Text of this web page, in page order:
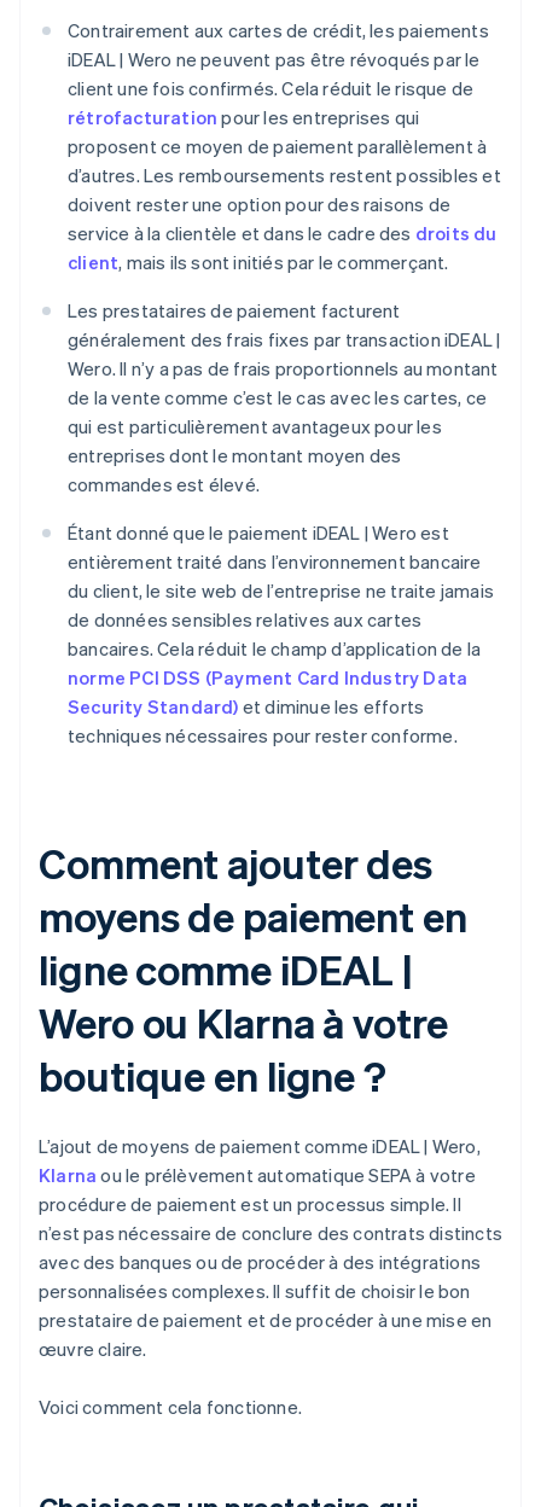
Contrairement aux cartes de crédit, les paiements
iDEAL | Wero ne peuvent pas être révoqués par le
client une fois confirmés. Cela réduit le risque de
rétrofacturation pour les entreprises qui
proposent ce moyen de paiement parallèlement à
d’autres. Les remboursements restent possibles et
doivent rester une option pour des raisons de
service à la clientèle et dans le cadre des droits du
client, mais ils sont initiés par le commerçant.
Les prestataires de paiement facturent
généralement des frais fixes par transaction iDEAL |
Wero. Il n’y a pas de frais proportionnels au montant
de la vente comme c’est le cas avec les cartes, ce
qui est particulièrement avantageux pour les
entreprises dont le montant moyen des
commandes est élevé.
Étant donné que le paiement iDEAL | Wero est
entièrement traité dans l’environnement bancaire
du client, le site web de l’entreprise ne traite jamais
de données sensibles relatives aux cartes
bancaires. Cela réduit le champ d’application de la
norme PCI DSS (Payment Card Industry Data
Security Standard) et diminue les efforts
techniques nécessaires pour rester conforme.
Comment ajouter des
moyens de paiement en
ligne comme iDEAL |
Wero ou Klarna à votre
boutique en ligne ?
L’ajout de moyens de paiement comme iDEAL | Wero,
Klarna ou le prélèvement automatique SEPA à votre
procédure de paiement est un processus simple. Il
n’est pas nécessaire de conclure des contrats distincts
avec des banques ou de procéder à des intégrations
personnalisées complexes. Il suffit de choisir le bon
prestataire de paiement et de procéder à une mise en
œuvre claire.
Voici comment cela fonctionne.